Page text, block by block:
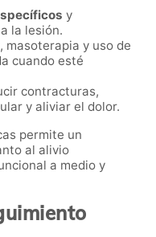
y
la lesión.
, masoterapia y uso de
cuando esté
contracturas,
y aliviar el dolor.
permite un
al alivio
a medio y